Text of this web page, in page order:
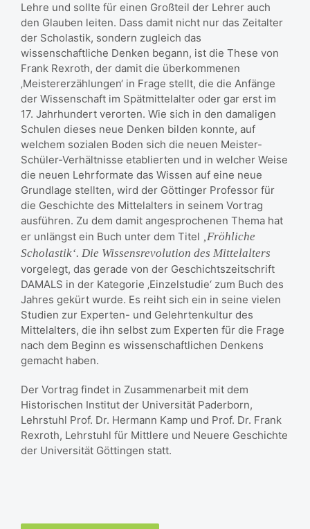
Lehre und sollte für einen Großteil der Lehrer auch
den Glauben leiten. Dass damit nicht nur das Zeitalter
der Scholastik, sondern zugleich das
wissenschaftliche Denken begann, ist die These von
Frank Rexroth, der damit die überkommenen
‚Meistererzählungen‘ in Frage stellt, die die Anfänge
der Wissenschaft im Spätmittelalter oder gar erst im
17. Jahrhundert verorten. Wie sich in den damaligen
Schulen dieses neue Denken bilden konnte, auf
welchem sozialen Boden sich die neuen Meister-
Schüler-Verhältnisse etablierten und in welcher Weise
die neuen Lehrformate das Wissen auf eine neue
Grundlage stellten, wird der Göttinger Professor für
die Geschichte des Mittelalters in seinem Vortrag
ausführen. Zu dem damit angesprochenen Thema hat
er unlängst ein Buch unter dem Titel ‚Fröhliche
Scholastik‘. Die Wissensrevolution des Mittelalters
vorgelegt, das gerade von der Geschichtszeitschrift
DAMALS in der Kategorie ‚Einzelstudie‘ zum Buch des
Jahres gekürt wurde. Es reiht sich ein in seine vielen
Studien zur Experten- und Gelehrtenkultur des
Mittelalters, die ihn selbst zum Experten für die Frage
nach dem Beginn es wissenschaftlichen Denkens
gemacht haben.
Der Vortrag findet in Zusammenarbeit mit dem
Historischen Institut der Universität Paderborn,
Lehrstuhl Prof. Dr. Hermann Kamp und Prof. Dr. Frank
Rexroth, Lehrstuhl für Mittlere und Neuere Geschichte
der Universität Göttingen statt.